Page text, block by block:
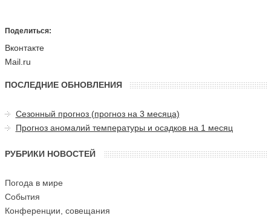
Поделиться:
Вконтакте
Mail.ru
ПОСЛЕДНИЕ ОБНОВЛЕНИЯ
Сезонный прогноз (прогноз на 3 месяца)
Прогноз аномалий температуры и осадков на 1 месяц
РУБРИКИ НОВОСТЕЙ
Погода в мире
События
Конференции, совещания